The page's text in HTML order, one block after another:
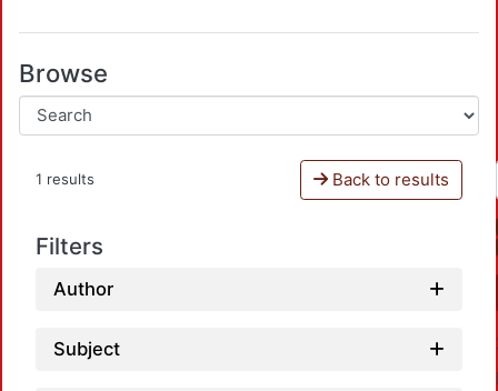
Browse
1 results Back to results
Filters
Author
Subject